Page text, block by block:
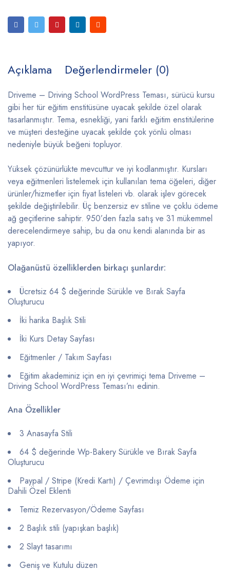
Açıklama Değerlendirmeler (0)
Driveme – Driving School WordPress Teması, sürücü kursu
gibi her tür eğitim enstitüsüne uyacak şekilde özel olarak
tasarlanmıştır. Tema, esnekliği, yani farklı eğitim enstitülerine
ve müşteri desteğine uyacak şekilde çok yönlü olması
nedeniyle büyük beğeni topluyor.
Yüksek çözünürlükte mevcuttur ve iyi kodlanmıştır. Kursları
veya eğitmenleri listelemek için kullanılan tema öğeleri, diğer
ürünler/hizmetler için fiyat listeleri vb. olarak işlev görecek
şekilde değiştirilebilir. Üç benzersiz ev stiline ve çoklu ödeme
ağ geçitlerine sahiptir. 950’den fazla satış ve 31 mükemmel
derecelendirmeye sahip, bu da onu kendi alanında bir as
yapıyor.
Olağanüstü özelliklerden birkaçı şunlardır:
Ücretsiz 64 $ değerinde Sürükle ve Bırak Sayfa
Oluşturucu
İki harika Başlık Stili
İki Kurs Detay Sayfası
Eğitmenler / Takım Sayfası
Eğitim akademiniz için en iyi çevrimiçi tema Driveme –
Driving School WordPress Teması’nı edinin.
Ana Özellikler
3 Anasayfa Stili
64 $ değerinde Wp-Bakery Sürükle ve Bırak Sayfa
Oluşturucu
Paypal / Stripe (Kredi Kartı) / Çevrimdışı Ödeme için
Dahili Özel Eklenti
Temiz Rezervasyon/Ödeme Sayfası
2 Başlık stili (yapışkan başlık)
2 Slayt tasarımı
Geniş ve Kutulu düzen